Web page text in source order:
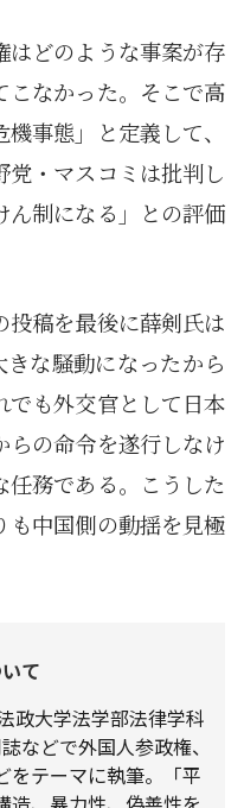
はどのような事案が存
こなかった。そこで高
事態」と定義して、
・マスコミは批判し
ん制になる」との評価
投稿を最後に薛剣氏は
な騒動になったから
でも外交官として日本
らの命令を遂行しなけ
務である。こうした
も中国側の動揺を見極
て
政大学法学部法律学科
などで外国人参政権、
をテーマに執筆。「平